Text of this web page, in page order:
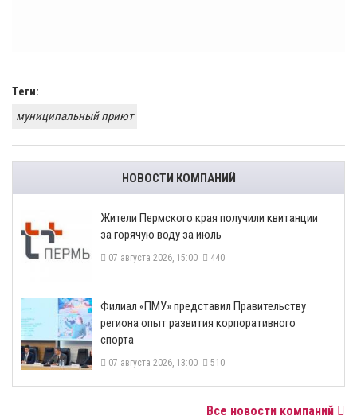
Теги:
муниципальный приют
НОВОСТИ КОМПАНИЙ
​Жители Пермского края получили квитанции
за горячую воду за июль
07 августа 2026, 15:00 440
​Филиал «ПМУ» представил Правительству
региона опыт развития корпоративного
спорта
07 августа 2026, 13:00 510
Все новости компаний